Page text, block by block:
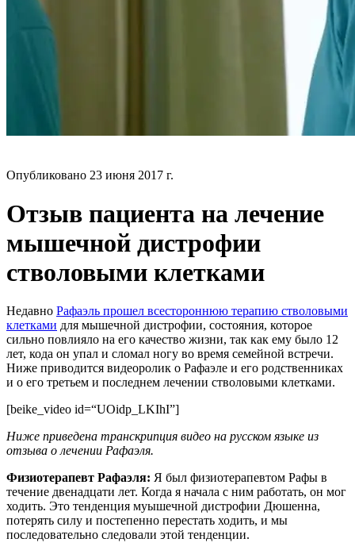
Опубликовано 23 июня 2017 г.
Отзыв пациента на лечение
мышечной дистрофии
стволовыми клетками
Недавно Рафаэль прошел всестороннюю терапию стволовыми
клетками для мышечной дистрофии, состояния, которое
сильно повлияло на его качество жизни, так как ему было 12
лет, кода он упал и сломал ногу во время семейной встречи.
Ниже приводится видеоролик о Рафаэле и его родственниках
и о его третьем и последнем лечении стволовыми клетками.
[beike_video id=“UOidp_LKIhI”]
Ниже приведена транскрипция видео на русском языке из
отзыва о лечении Рафаэля.
Физиотерапевт Рафаэля: Я был физиотерапевтом Рафы в
течение двенадцати лет. Когда я начала с ним работать, он мог
ходить. Это тенденция муышечной дистрофии Дюшенна,
потерять силу и постепенно перестать ходить, и мы
последовательно следовали этой тенденции.